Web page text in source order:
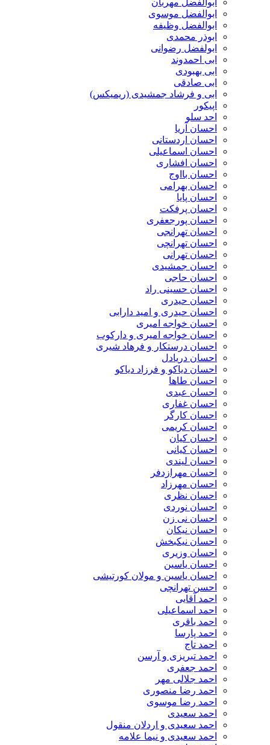
ابوالفضل مهربان
ابوالفضل موسوی
ابوالفضل وظیفه
ابوذر محمدی
ابولفضل رضوانی
ابی احمدوند
ابی بهبودی
ابی صادقی
ابی و فرشاد جمشیدی (ریمیکس)
اپیکور
احد سلو
احسان آریا
احسان اردستانی
احسان اسماعیلی
احسان افشاری
احسان بااوج
احسان بهرامی
احسان پایا
احسان پرفکت
احسان پورجعفری
احسان تهرانجی
احسان تهرانچی
احسان تهرانی
احسان جمشیدی
احسان حاجی
احسان حسینی راد
احسان حیدری
احسان حیدری و امید دارابی
احسان خواجه امیری
احسان خواجه امیری و دارکوب
احسان درستكار و فرهاد شيرى
احسان دریادل
احسان دیاکو و فرزاد دیاکو
احسان طاها
احسان عبدی
احسان غفاری
احسان کارگر
احسان کریمی
احسان کیان
احسان کیانی
احسان لیندی
احسان مهرازدفر
احسان مهرزاد
احسان نظری
احسان نوردی
احسان نی زن
احسان نیکان
احسان نیکبخش
احسان وزیری
احسان یاسین
احسان یاسین و مولان کورتیشی
احسن تهرانچی
احمد آقایی
احمد اسماعیلی
احمد باقری
احمد پارسا
احمد تاج
احمد تبریزی و آرسن
احمد جعفری
احمد جلالی مهر
احمد رضا منصوری
احمد رضا موسوی
احمد سعیدی
احمد سعیدی و اردلان منقول
احمد سعیدی و نیما علامه